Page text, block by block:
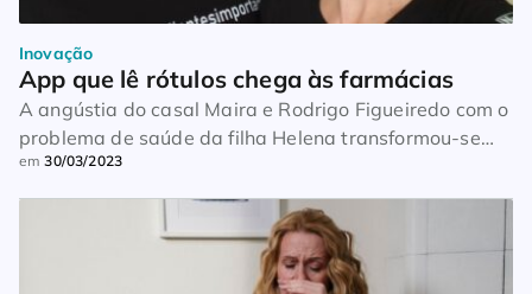
Inovação
App que lê rótulos chega às farmácias
A angústia do casal Maira e Rodrigo Figueiredo com o
problema de saúde da filha Helena transformou-se
em uma startup inclusiva para pessoas com restrição
alimentar. A NuRÓTULO desenvolveu um app gratuito
que lê rótulos de produtos indicando a presença de
algum ingrediente que possa causar alergia. Agora
estenderá a operação para medicamentos, a partir
em30/03/2023